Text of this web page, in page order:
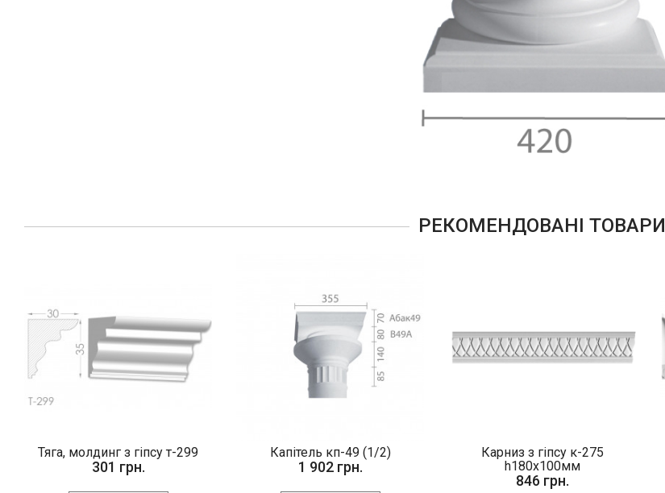
РЕКОМЕНДОВАНІ ТОВАРИ
Тяга, молдинг з гіпсу т-299
301 грн.
Капітель кп-49 (1/2)
1 902 грн.
Карниз з гіпсу к-275
h180х100мм
846 грн.